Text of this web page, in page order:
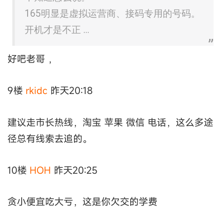
165明显是虚拟运营商、接码专用的号码。
开机才是不正 ...
好吧老哥 ，
9楼 rkidc 昨天20:18
建议走市长热线，淘宝 苹果 微信 电话，这么多途
径总有线索去追的。
10楼 HOH 昨天20:25
贪小便宜吃大亏，这是你欠交的学费